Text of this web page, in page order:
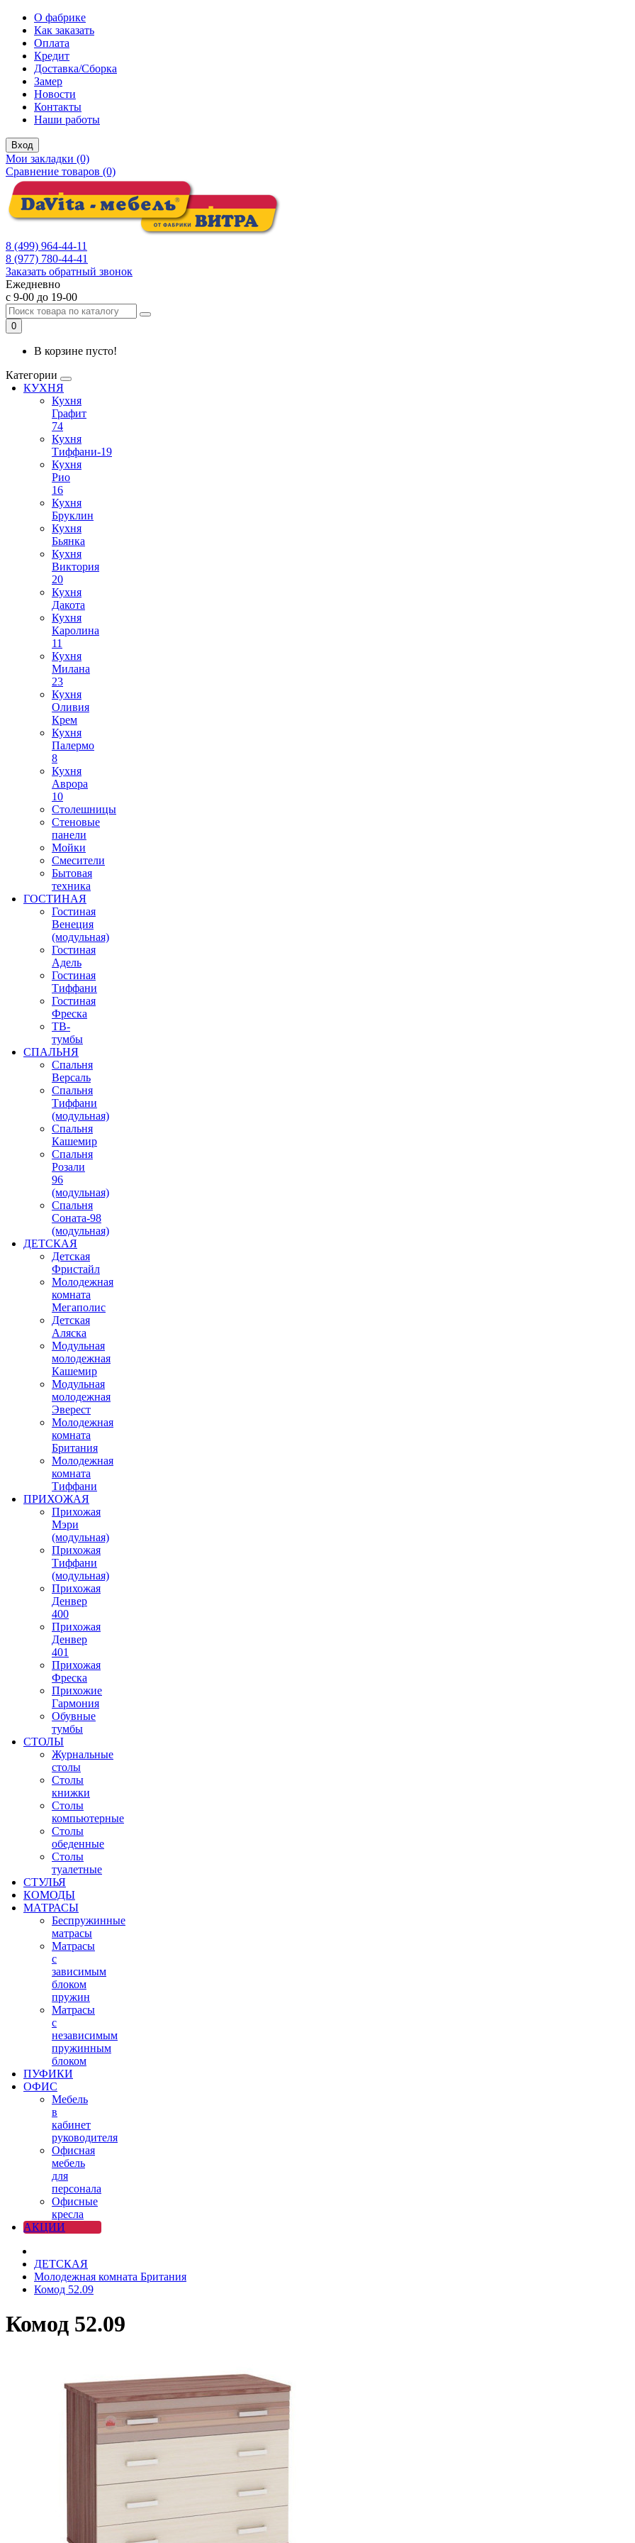
О фабрике
Как заказать
Оплата
Кредит
Доставка/Сборка
Замер
Новости
Контакты
Наши работы
Вход
Мои закладки (0)
Сравнение товаров (0)
8 (499) 964-44-11
8 (977) 780-44-41
Заказать обратный звонок
Ежедневно
с 9-00 до 19-00
0
В корзине пусто!
Категории
КУХНЯ
Кухня
Графит
74
Кухня
Тиффани-19
Кухня
Рио
16
Кухня
Бруклин
Кухня
Бьянка
Кухня
Виктория
20
Кухня
Дакота
Кухня
Каролина
11
Кухня
Милана
23
Кухня
Оливия
Крем
Кухня
Палермо
8
Кухня
Аврора
10
Столешницы
Стеновые
панели
Мойки
Смесители
Бытовая
техника
ГОСТИНАЯ
Гостиная
Венеция
(модульная)
Гостиная
Адель
Гостиная
Тиффани
Гостиная
Фреска
ТВ-
тумбы
СПАЛЬНЯ
Спальня
Версаль
Спальня
Тиффани
(модульная)
Спальня
Кашемир
Спальня
Розали
96
(модульная)
Спальня
Соната-98
(модульная)
ДЕТСКАЯ
Детская
Фристайл
Молодежная
комната
Мегаполис
Детская
Аляска
Модульная
молодежная
Кашемир
Модульная
молодежная
Эверест
Молодежная
комната
Британия
Молодежная
комната
Тиффани
ПРИХОЖАЯ
Прихожая
Мэри
(модульная)
Прихожая
Тиффани
(модульная)
Прихожая
Денвер
400
Прихожая
Денвер
401
Прихожая
Фреска
Прихожие
Гармония
Обувные
тумбы
СТОЛЫ
Журнальные
столы
Столы
книжки
Столы
компьютерные
Столы
обеденные
Столы
туалетные
СТУЛЬЯ
КОМОДЫ
МАТРАСЫ
Беспружинные
матрасы
Матрасы
с
зависимым
блоком
пружин
Матрасы
с
независимым
пружинным
блоком
ПУФИКИ
ОФИС
Мебель
в
кабинет
руководителя
Офисная
мебель
для
персонала
Офисные
кресла
АКЦИИ
ДЕТСКАЯ
Молодежная комната Британия
Комод 52.09
Комод 52.09